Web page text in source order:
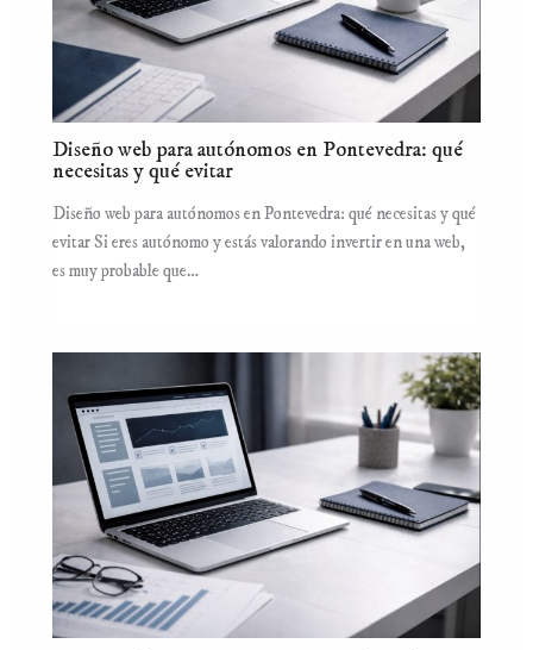
Diseño web para autónomos en Pontevedra: qué
necesitas y qué evitar
Diseño web para autónomos en Pontevedra: qué necesitas y qué
evitar Si eres autónomo y estás valorando invertir en una web,
es muy probable que…